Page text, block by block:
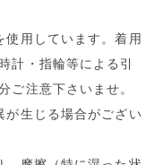
用しています。着用
計・指輪等による引
ご注意下さいませ。
が生じる場合がござい